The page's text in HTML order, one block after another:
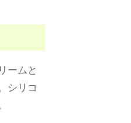
ームと
シリコ